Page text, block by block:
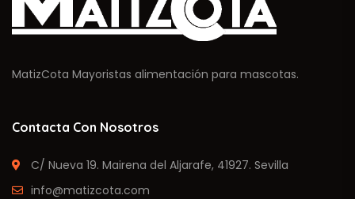
MatizCota Mayoristas alimentación para mascotas.
Contacta Con Nosotros
C/ Nueva 19. Mairena del Aljarafe, 41927. Sevilla
info@matizcota.com